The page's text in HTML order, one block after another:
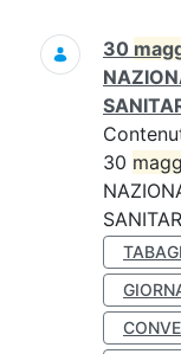
Ricerca
30
30